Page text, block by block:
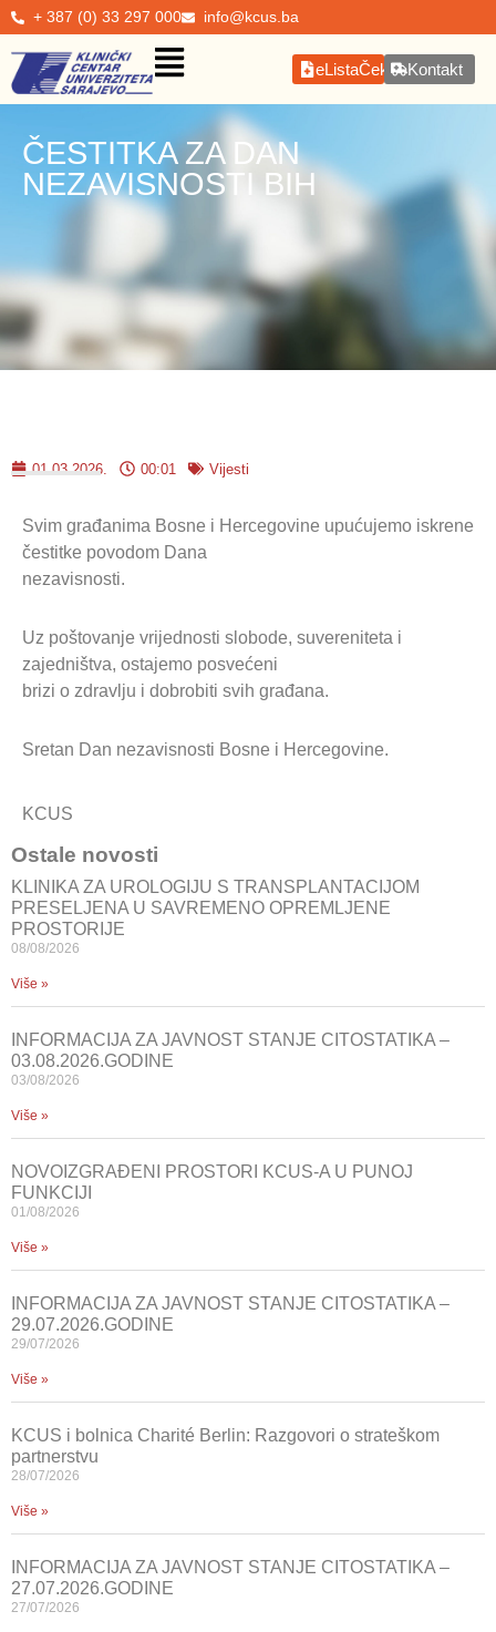
+ 387 (0) 33 297 000 info@kcus.ba
eListaČekanjaKontakt
ČESTITKA ZA DAN
NEZAVISNOSTI BIH
01.03.2026. 00:01 Vijesti
Svim građanima Bosne i Hercegovine upućujemo iskrene
čestitke povodom Dana
nezavisnosti.
Uz poštovanje vrijednosti slobode, suvereniteta i
zajedništva, ostajemo posvećeni
brizi o zdravlju i dobrobiti svih građana.
Sretan Dan nezavisnosti Bosne i Hercegovine.
KCUS
Ostale novosti
KLINIKA ZA UROLOGIJU S TRANSPLANTACIJOM
PRESELJENA U SAVREMENO OPREMLJENE
PROSTORIJE
08/08/2026
Više »
INFORMACIJA ZA JAVNOST STANJE CITOSTATIKA –
03.08.2026.GODINE
03/08/2026
Više »
NOVOIZGRAĐENI PROSTORI KCUS-A U PUNOJ
FUNKCIJI
01/08/2026
Više »
INFORMACIJA ZA JAVNOST STANJE CITOSTATIKA –
29.07.2026.GODINE
29/07/2026
Više »
KCUS i bolnica Charité Berlin: Razgovori o strateškom
partnerstvu
28/07/2026
Više »
INFORMACIJA ZA JAVNOST STANJE CITOSTATIKA –
27.07.2026.GODINE
27/07/2026